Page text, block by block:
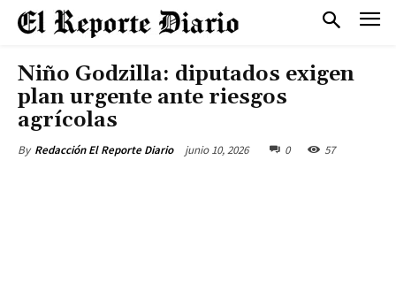
Niño Godzilla: diputados exigen
plan urgente ante riesgos
agrícolas
By Redacción El Reporte Diario junio 10, 2026 0 57